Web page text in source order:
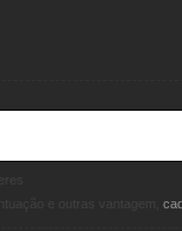
e outras vantagem,